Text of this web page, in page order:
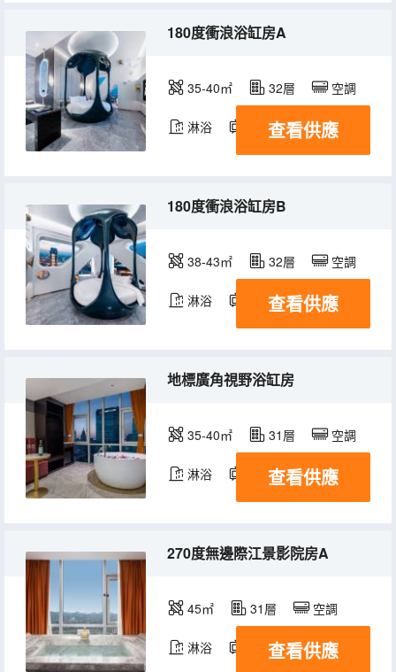
180度衝浪浴缸房A
35-40㎡ 32層 空調
淋浴 電視機 冰箱
查看供應
180度衝浪浴缸房B
38-43㎡ 32層 空調
淋浴 電視機 冰箱
查看供應
地標廣角視野浴缸房
35-40㎡ 31層 空調
淋浴 電視機 冰箱
查看供應
270度無邊際江景影院房A
45㎡ 31層 空調
淋浴 電視機 冰箱
查看供應